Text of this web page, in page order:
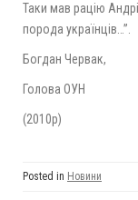
Таки мав рацію
порода українців…”.
Богдан Червак,
Голова ОУН
(2010р)
Posted in Новини